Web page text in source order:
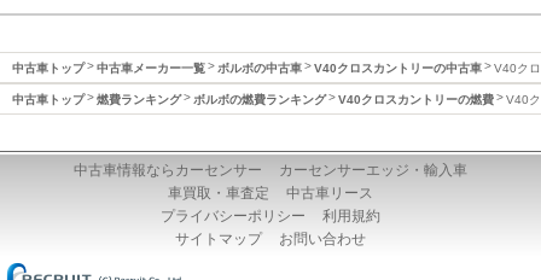
中古車トップ 中古車メーカー一覧 ボルボの中古車 V40クロスカントリーの中古車 V40ク
中古車トップ 燃費ランキング ボルボの燃費ランキング V40クロスカントリーの燃費 V40
中古車情報ならカーセンサー
カーセンサーエッジ・輸入車
車買取・車査定
中古車リース
プライバシーポリシー
利用規約
サイトマップ
お問い合わせ